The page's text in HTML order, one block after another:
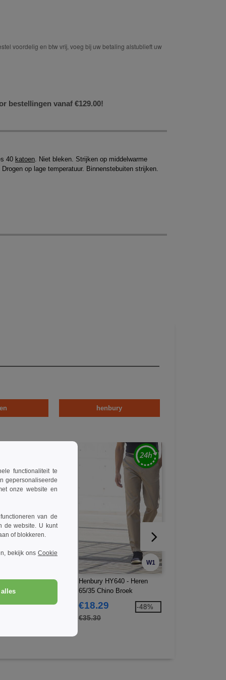
voordelig en btw vrij, voeg bij uw betaling alstublieft uw
bestellingen vanaf €129.00!
40 katoen . Niet bleken. Strijken op middelwarme
op lage temperatuur. Binnenstebuiten strijken.
henbury
HY608 - Chino
Met Vlakke Voorkant
-53%
W1
Henbury HY640 - Heren
65/35 Chino Broek
€18.29
€35.30
-48%
functionaliteit te
gepersonaliseerde
onze website en
van de
de website. U kunt
of blokkeren.
bekijk ons Cookie
alles